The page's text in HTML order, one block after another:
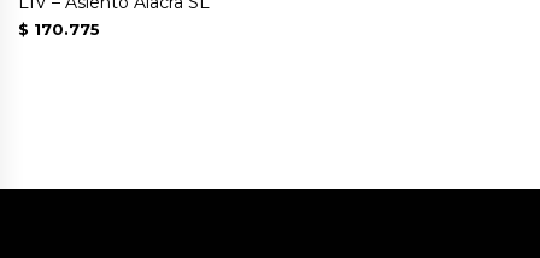
$ 170.775